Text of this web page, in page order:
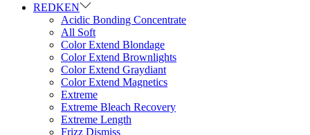
REDKEN
Acidic Bonding Concentrate
All Soft
Color Extend Blondage
Color Extend Brownlights
Color Extend Graydiant
Color Extend Magnetics
Extreme
Extreme Bleach Recovery
Extreme Length
Frizz Dismiss